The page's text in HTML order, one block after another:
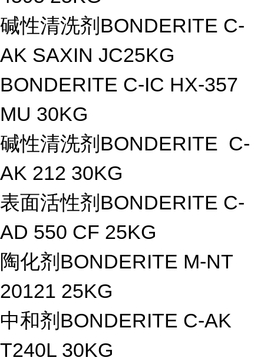
碱性清洗剂BONDERITE C-
AK SAXIN JC25KG
BONDERITE C-IC HX-357
MU 30KG
碱性清洗剂BONDERITE C-
AK 212 30KG
表面活性剂BONDERITE C-
AD 550 CF 25KG
陶化剂BONDERITE M-NT
20121 25KG
中和剂BONDERITE C-AK
T240L 30KG